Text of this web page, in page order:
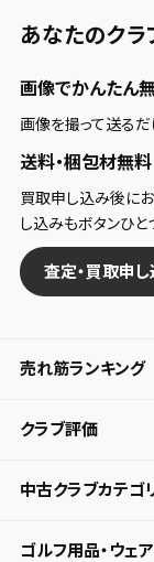
あなたのクラ
画像でかんたん
画像を撮って送るだ
送料・梱包材無料
買取申し込み後に
し込みもボタンひと
査定・買取申
売れ筋ランキング
クラブ評価
中古クラブカテゴ
ゴルフ用品・ウェ